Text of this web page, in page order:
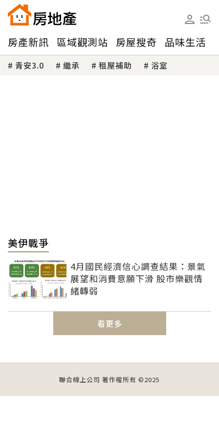
房產新訊 區域觀測站 房屋搜奇 品味生活
青安3.0 繼承 租屋補助 浴室
美伊戰爭
4月國民經濟信心調查結果：景氣
展望和消費意願下滑 股市樂觀情
緒轉弱
看更多
聯合線上公司 著作權所有 ©2025